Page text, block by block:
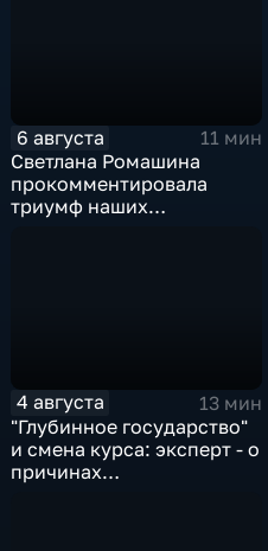
6 августа
11 мин
Светлана Ромашина
прокомментировала
триумф наших
4 августа
13 мин
"Глубинное государство"
и смена курса: эксперт - о
причинах